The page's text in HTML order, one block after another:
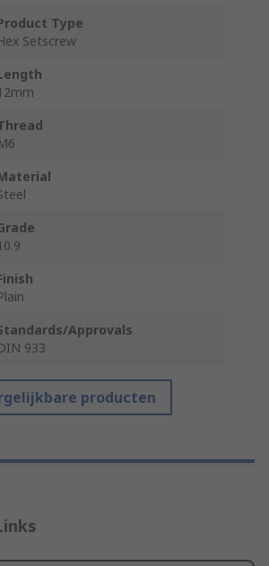
Type
Setscrew
Approvals
933
producten